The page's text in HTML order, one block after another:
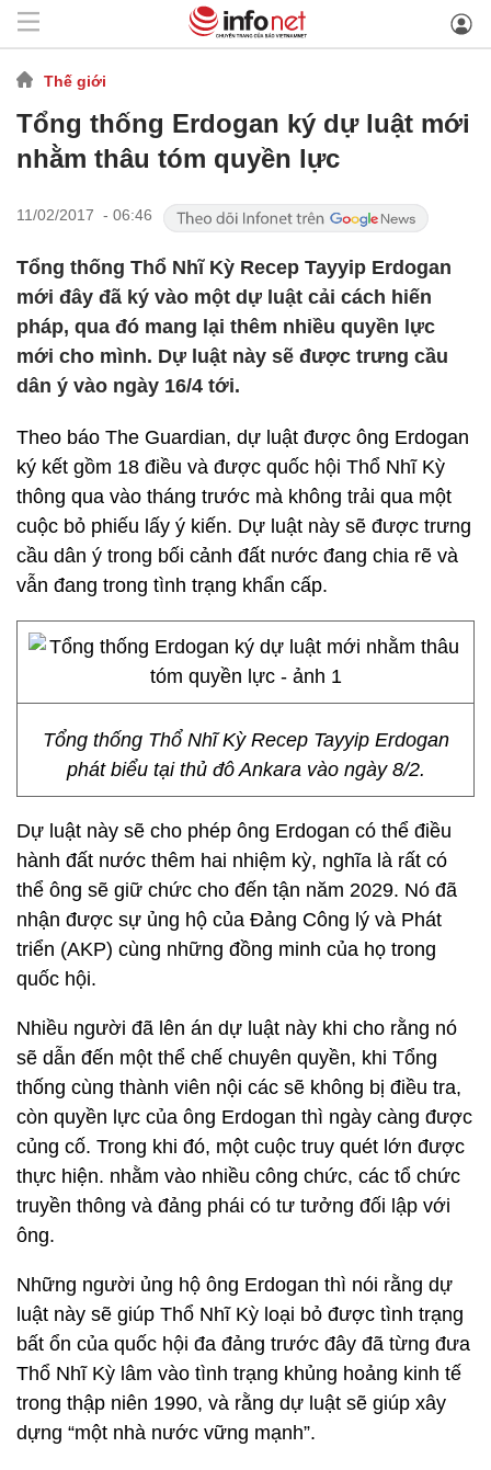
Thế giới
Tổng thống Erdogan ký dự luật mới
nhằm thâu tóm quyền lực
11/02/2017 - 06:46
Tổng thống Thổ Nhĩ Kỳ Recep Tayyip Erdogan
mới đây đã ký vào một dự luật cải cách hiến
pháp, qua đó mang lại thêm nhiều quyền lực
mới cho mình. Dự luật này sẽ được trưng cầu
dân ý vào ngày 16/4 tới.
Theo báo The Guardian, dự luật được ông Erdogan
ký kết gồm 18 điều và được quốc hội Thổ Nhĩ Kỳ
thông qua vào tháng trước mà không trải qua một
cuộc bỏ phiếu lấy ý kiến. Dự luật này sẽ được trưng
cầu dân ý trong bối cảnh đất nước đang chia rẽ và
vẫn đang trong tình trạng khẩn cấp.
Tổng thống Thổ Nhĩ Kỳ Recep Tayyip Erdogan
phát biểu tại thủ đô Ankara vào ngày 8/2.
Dự luật này sẽ cho phép ông Erdogan có thể điều
hành đất nước thêm hai nhiệm kỳ, nghĩa là rất có
thể ông sẽ giữ chức cho đến tận năm 2029. Nó đã
nhận được sự ủng hộ của Đảng Công lý và Phát
triển (AKP) cùng những đồng minh của họ trong
quốc hội.
Nhiều người đã lên án dự luật này khi cho rằng nó
sẽ dẫn đến một thể chế chuyên quyền, khi Tổng
thống cùng thành viên nội các sẽ không bị điều tra,
còn quyền lực của ông Erdogan thì ngày càng được
củng cố. Trong khi đó, một cuộc truy quét lớn được
thực hiện. nhằm vào nhiều công chức, các tổ chức
truyền thông và đảng phái có tư tưởng đối lập với
ông.
Những người ủng hộ ông Erdogan thì nói rằng dự
luật này sẽ giúp Thổ Nhĩ Kỳ loại bỏ được tình trạng
bất ổn của quốc hội đa đảng trước đây đã từng đưa
Thổ Nhĩ Kỳ lâm vào tình trạng khủng hoảng kinh tế
trong thập niên 1990, và rằng dự luật sẽ giúp xây
dựng “một nhà nước vững mạnh”.